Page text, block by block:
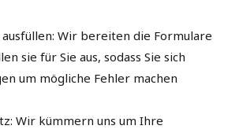
Wir bereiten die Formulare
sie für Sie aus, sodass Sie sich
um mögliche Fehler machen
Wir kümmern uns um Ihre